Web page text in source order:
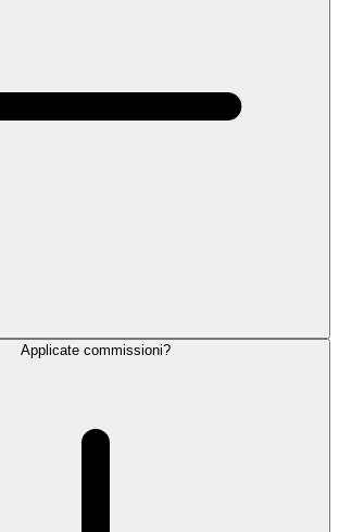
Applicate commissioni?